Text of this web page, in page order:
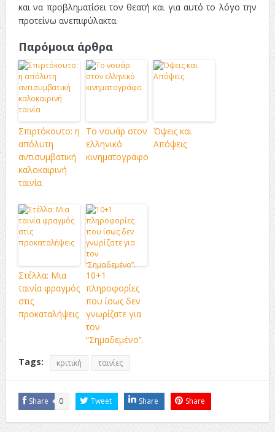
και να προβληματίσει τον θεατή και για αυτό το λόγο την
προτείνω ανεπιφύλακτα.
Παρόμοια άρθρα
Σπιρτόκουτο: η
απόλυτη
αντισυμβατική
καλοκαιρινή
ταινία
Το νουάρ στον
ελληνικό
κινηματογράφο
Όψεις και
Απόψεις
Στέλλα: Μια
ταινία φραγμός
στις
προκαταλήψεις
10+1
πληροφορίες
που ίσως δεν
γνωρίζατε για
τον
“Σημαδεμένο”.
Tags:
κριτική ταινίες
Share 0 Tweet Share Share